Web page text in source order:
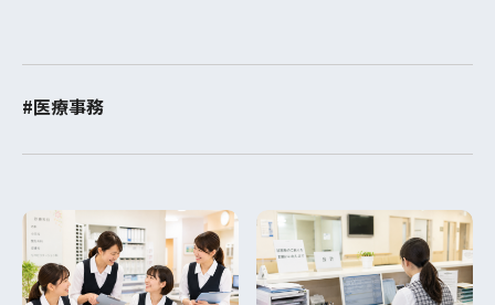
#医療事務